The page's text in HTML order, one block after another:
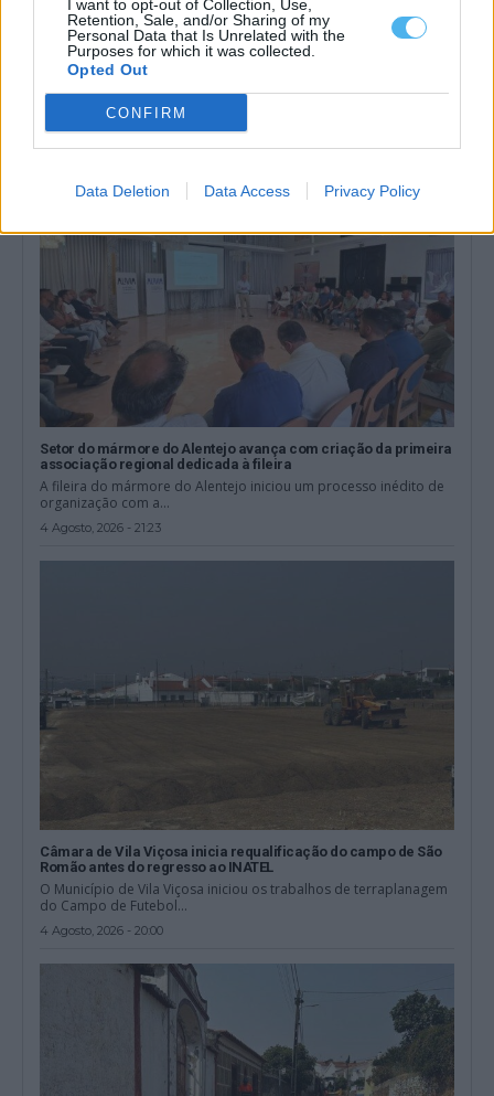
I want to opt-out of Collection, Use,
Retention, Sale, and/or Sharing of my
Personal Data that Is Unrelated with the
Purposes for which it was collected.
Opted Out
CONFIRM
Data Deletion Data Access Privacy Policy
Municípios dos Mármores e Alqueva querem acolher grande
área empresarial do Interior alentejano
Os sete municípios da Zona dos Mármores e Alqueva querem
acolher a grande área...
Setor do mármore do Alentejo avança com criação da primeira
associação regional dedicada à fileira
A fileira do mármore do Alentejo iniciou um processo inédito de
organização com a...
4 Agosto, 2026 - 21:23
Câmara de Vila Viçosa inicia requalificação do campo de São
Romão antes do regresso ao INATEL
O Município de Vila Viçosa iniciou os trabalhos de terraplanagem
do Campo de Futebol...
4 Agosto, 2026 - 20:00